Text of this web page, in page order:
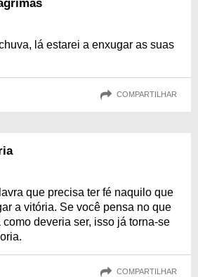
lá estarei a enxugar as suas
COMPARTILHAR
que precisa ter fé naquilo que
a vitória. Se você pensa no que
deveria ser, isso já torna-se
COMPARTILHAR